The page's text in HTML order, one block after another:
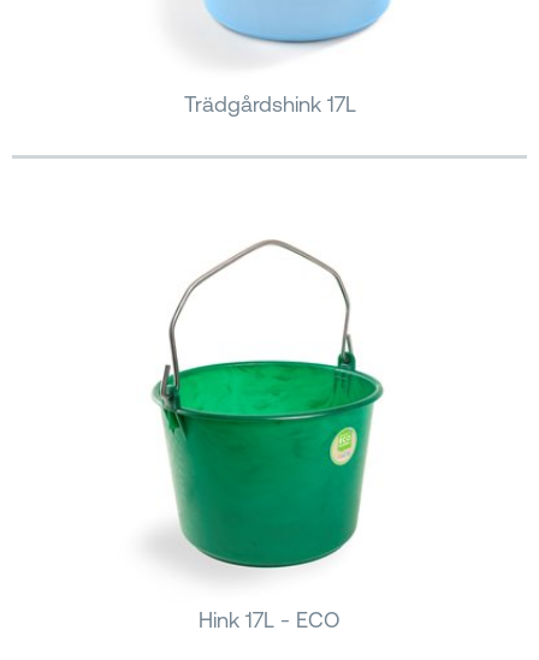
Trädgårdshink 17L
Hink 17L - ECO